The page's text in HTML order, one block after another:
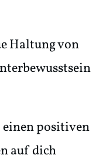
Haltung von
einen positiven
auf dich